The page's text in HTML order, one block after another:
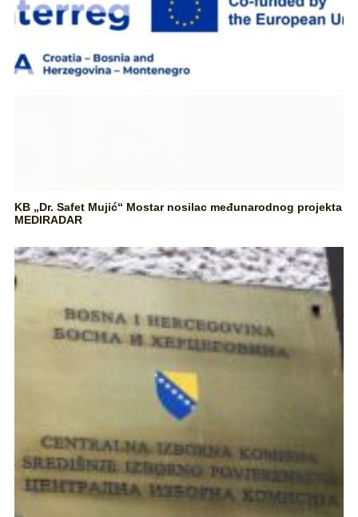
KB „Dr. Safet Mujić“ Mostar nosilac međunarodnog projekta
MEDIRADAR